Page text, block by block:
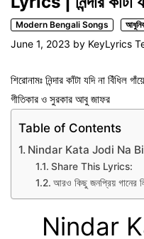
Modern Bengali Songs
June 1, 2023 by KeyLyrics
শিরোনামঃ নিন্দার কাঁটা যদি না বিঁধিল গাঁয়ে
গীতিকার ও সুরকার আবু জাফর
Table of Contents
Nindar Kata Jodi Na
Share This Lyrics:
আরও কিছু জনপ্রিয় গানের
Nindar